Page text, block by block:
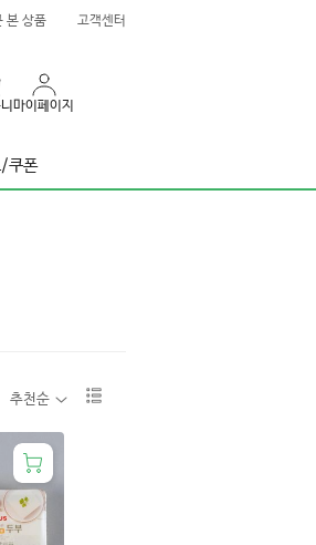
본 상품 고객센터
마이페이지
/쿠폰
추천순